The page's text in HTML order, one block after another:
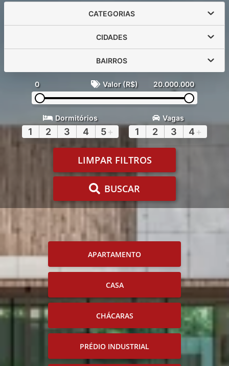
CATEGORIAS
CIDADES
BAIRROS
0 Valor (R$) 20.000.000
Dormitórios
1 2 3 4 5+
Vagas
1 2 3 4 +
LIMPAR FILTROS
BUSCAR
APARTAMENTO
CASA
CHÁCARAS
PRÉDIO INDUSTRIAL